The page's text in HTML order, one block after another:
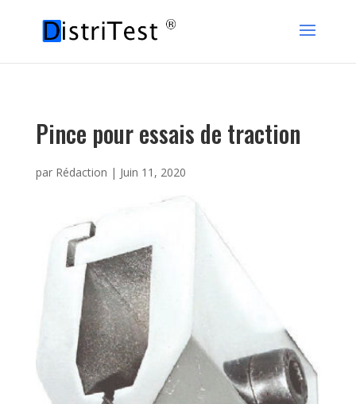
Pince pour essais de traction
par Rédaction | Juin 11, 2020